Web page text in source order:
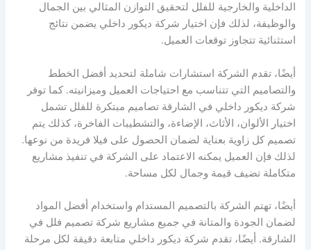
الداخلية والخارجية للفلل لتحقيق التوازن المثالي بين الجمال
والوظيفة، لذلك فإن اختيار شركة ديكور داخلي يضمن نتائج
استثنائية تتجاوز توقعات العميل.
أيضًا، تقدم الشركة استشارات شاملة لتحديد أفضل الخطط
والتصاميم التي تتناسب مع احتياجات العميل وميزانيته. كما توفر
شركة ديكور داخلي في الشارقة تصاميم مبتكرة للفلل تشمل
اختيار الألوان، الأثاث، الإضاءة، والتشطيبات الفاخرة، كذلك يتم
تصميم كل زاوية بعناية لضمان الحصول على فيلا فريدة من نوعها.
لذلك فإن العميل يمكنه الاعتماد على الشركة في تنفيذ مشاريع
متكاملة تضيف قيمة وجمال لكل مساحة.
أيضًا، تهتم الشركة بالتصميم المستدام واستخدام أفضل المواد
لضمان الجودة والمتانة في جميع مشاريع شركة تصميم فلل في
الشارقة. أيضًا، تقدم شركة ديكور داخلي متابعة دقيقة لكل مرحلة